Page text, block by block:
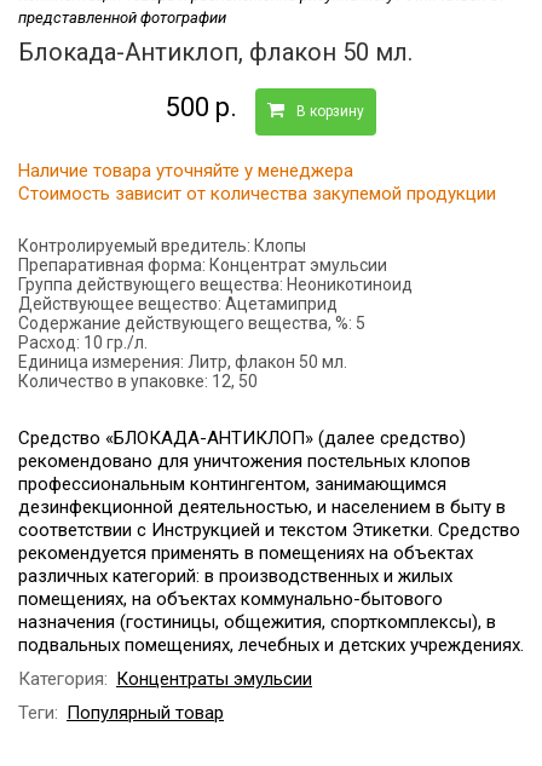
представленной фотографии
Блокада-Антиклоп, флакон 50 мл.
500 р. В корзину
Наличие товара уточняйте у менеджера
Стоимость зависит от количества закупемой продукции
Контролируемый вредитель: Клопы
Препаративная форма: Концентрат эмульсии
Группа действующего вещества: Неоникотиноид
Действующее вещество: Ацетамиприд
Содержание действующего вещества, %: 5
Расход: 10 гр./л.
Единица измерения: Литр, флакон 50 мл.
Количество в упаковке: 12, 50
Средство «БЛОКАДА-АНТИКЛОП» (далее средство)
рекомендовано для уничтожения постельных клопов
профессиональным контингентом, занимающимся
дезинфекционной деятельностью, и населением в быту в
соответствии с Инструкцией и текстом Этикетки. Средство
рекомендуется применять в помещениях на объектах
различных категорий: в производственных и жилых
помещениях, на объектах коммунально-бытового
назначения (гостиницы, общежития, спорткомплексы), в
подвальных помещениях, лечебных и детских учреждениях.
Категория: Концентраты эмульсии
Теги: Популярный товар